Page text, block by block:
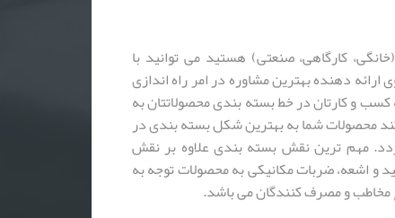
کارگاهی، صنعتی) هستید می توانید با
دهنده بهترین مشاوره در امر راه اندازی
و کارتان در خط بسته بندی محصولاتتان به
محصولات شما به بهترین شکل بسته بندی در
مهم ترین نقش بسته بندی علاوه بر نقش
و اشعه، ضربات مکانیکی به محصولات توجه به
و مصرف کنندگان می باشد.